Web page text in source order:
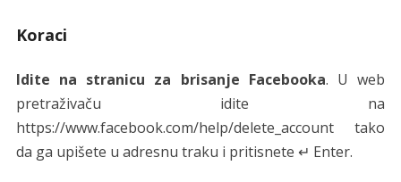
Koraci
Idite na stranicu za brisanje Facebooka. U web
pretraživaču idite na
https://www.facebook.com/help/delete_account tako
da ga upišete u adresnu traku i pritisnete ↵ Enter.